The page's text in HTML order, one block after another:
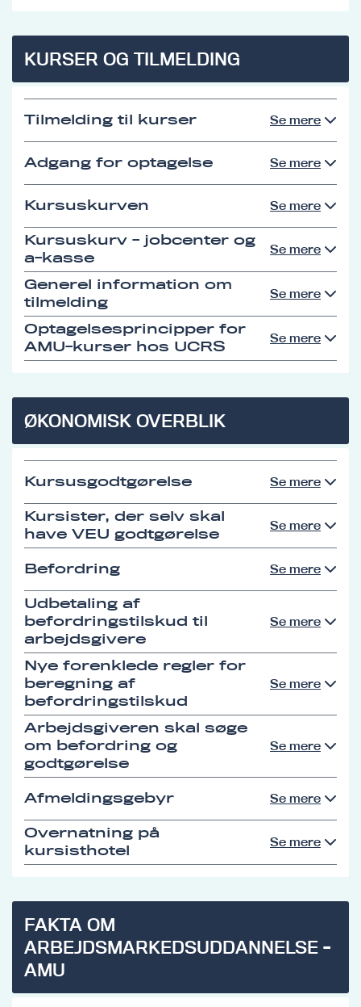
KURSER OG TILMELDING
Tilmelding til kurser Se mere
Adgang for optagelse Se mere
Kursuskurven Se mere
Kursuskurv - jobcenter og
a-kasse
Se mere
Generel information om
tilmelding
Se mere
Optagelsesprincipper for
AMU-kurser hos UCRS
Se mere
ØKONOMISK OVERBLIK
Kursusgodtgørelse Se mere
Kursister, der selv skal
have VEU godtgørelse
Se mere
Befordring Se mere
Udbetaling af
befordringstilskud til
arbejdsgivere
Se mere
Nye forenklede regler for
beregning af
befordringstilskud
Se mere
Arbejdsgiveren skal søge
om befordring og
godtgørelse
Se mere
Afmeldingsgebyr Se mere
Overnatning på
kursisthotel
Se mere
FAKTA OM
ARBEJDSMARKEDSUDDANNELSE -
AMU